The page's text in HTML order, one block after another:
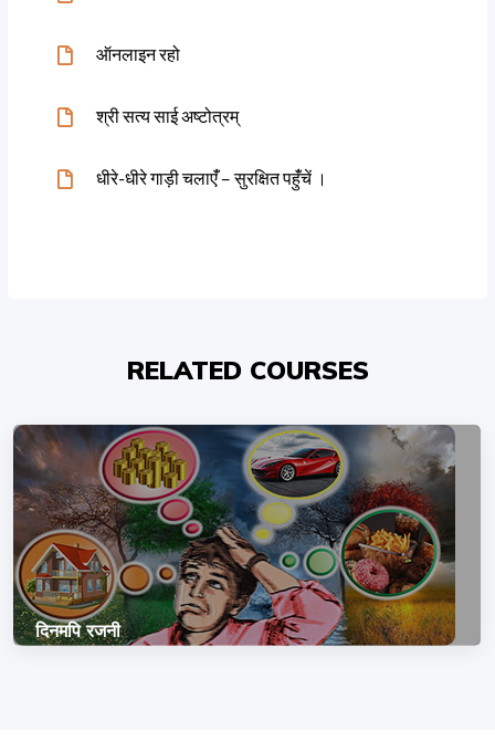
ऑनलाइन रहो
श्री सत्य साई अष्टोत्रम्
धीरे-धीरे गाड़ी चलाएंँ – सुरक्षित पहुंँचें ।
RELATED COURSES
दिनमपि रजनी